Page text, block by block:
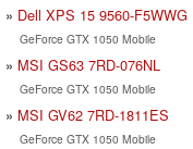
Dell XPS 15 9560-F5WWG
GeForce GTX 1050 Mobile
MSI GS63 7RD-076NL
GeForce GTX 1050 Mobile
MSI GV62 7RD-1811ES
GeForce GTX 1050 Mobile